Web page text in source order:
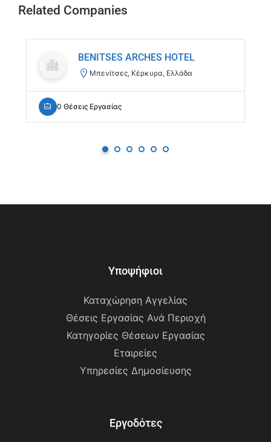
Related Companies
BENITSES ARCHES HOTEL
Μπενίτσες, Κέρκυρα, Ελλάδα
0 Θέσεις Εργασίας
Υποψήφιοι
Καταχώρηση Αγγελίας
Θέσεις Εργασίας Ανά Περιοχή
Κατηγορίες Θέσεων Εργασίας
Εταιρείες
Υπηρεσίες Δημοσίευσης
Εργοδότες